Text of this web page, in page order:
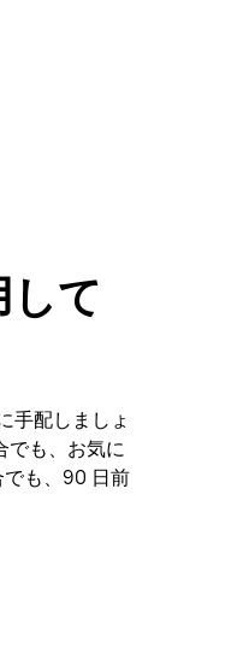
して
手配しましょ
でも、お気に
でも、90 日前